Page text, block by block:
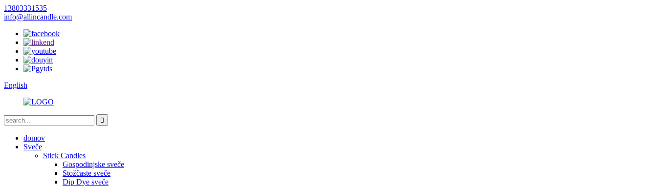
13803331535
info@allincandle.com
English
domov
Sveče
Stick Candles
Gospodinjske sveče
Stožčaste sveče
Dip Dye sveče